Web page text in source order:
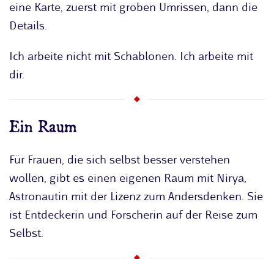
eine Karte, zuerst mit groben Umrissen, dann die
Details.
Ich arbeite nicht mit Schablonen. Ich arbeite mit
dir.
Ein Raum
Für Frauen, die sich selbst besser verstehen
wollen, gibt es einen eigenen Raum mit Nirya,
Astronautin mit der Lizenz zum Andersdenken. Sie
ist Entdeckerin und Forscherin auf der Reise zum
Selbst.